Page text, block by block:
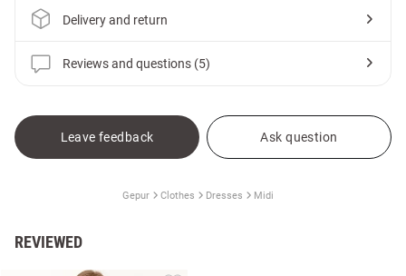
Delivery and return
Reviews and questions (5)
Leave feedback Ask question
Gepur Clothes Dresses Midi
REVIEWED